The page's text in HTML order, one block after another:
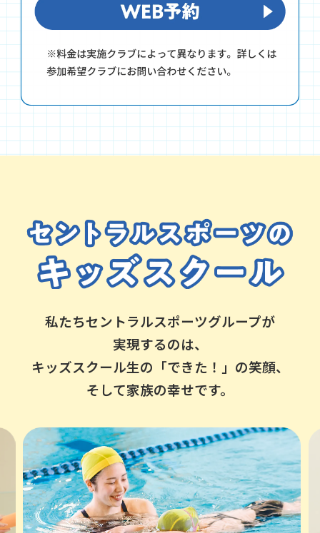
私たちセントラルスポーツグループが
実現するのは、
キッズスクール生の「できた！」の笑顔、
そして家族の幸せです。